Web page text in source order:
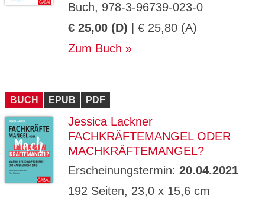
Buch, 978-3-96739-023-0
€ 25,00 (D) | € 25,80 (A)
Zum Buch
BUCH EPUB PDF
Jessica Lackner
FACHKRÄFTEMANGEL ODER
MACHKRÄFTEMANGEL?
Erscheinungstermin: 20.04.2021
192 Seiten, 23,0 x 15,6 cm